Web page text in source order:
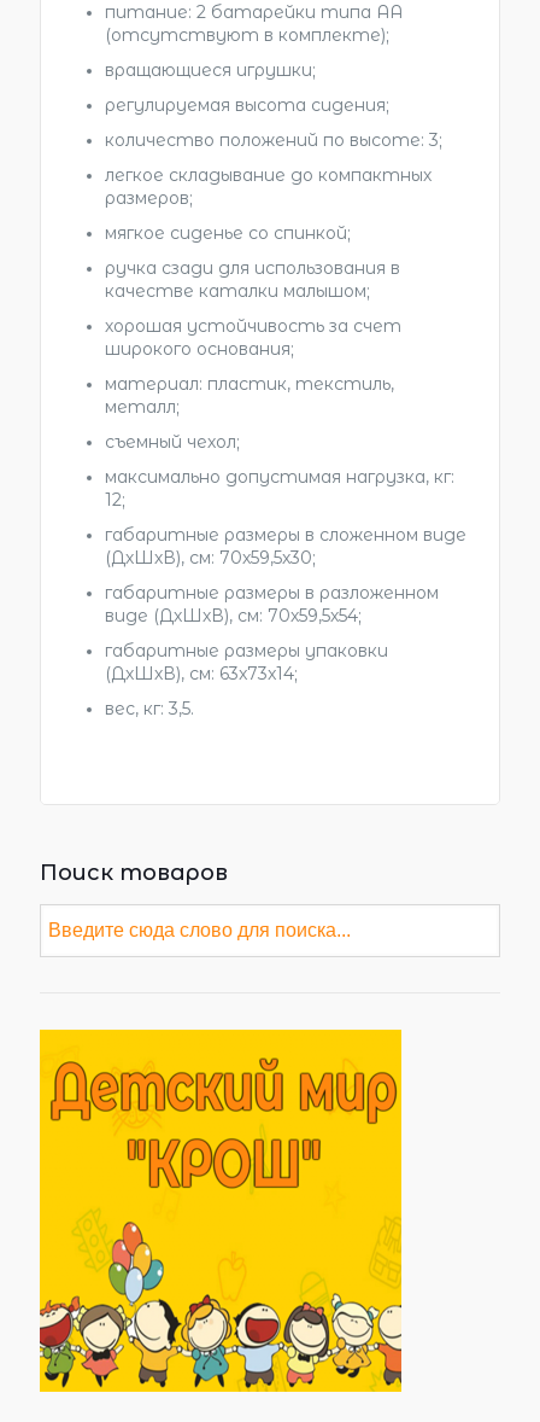
питание: 2 батарейки типа АА
(отсутствуют в комплекте);
вращающиеся игрушки;
регулируемая высота сидения;
количество положений по высоте: 3;
легкое складывание до компактных
размеров;
мягкое сиденье со спинкой;
ручка сзади для использования в
качестве каталки малышом;
хорошая устойчивость за счет
широкого основания;
материал: пластик, текстиль,
металл;
съемный чехол;
максимально допустимая нагрузка, кг:
12;
габаритные размеры в сложенном виде
(ДхШхВ), см: 70х59,5х30;
габаритные размеры в разложенном
виде (ДхШхВ), см: 70х59,5х54;
габаритные размеры упаковки
(ДхШхВ), см: 63x73x14;
вес, кг: 3,5.
Поиск товаров